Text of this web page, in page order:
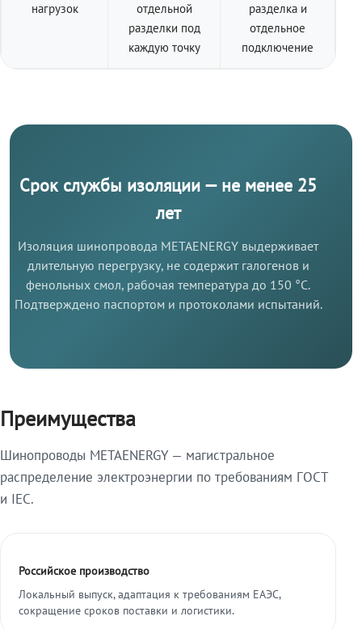
нагрузок
отдельной
разделки под
каждую точку
разделка и
отдельное
подключение
Срок службы изоляции — не менее 25
лет
Изоляция шинопровода METAENERGY выдерживает
длительную перегрузку, не содержит галогенов и
фенольных смол, рабочая температура до 150 °C.
Подтверждено паспортом и протоколами испытаний.
Преимущества
Шинопроводы METAENERGY — магистральное
распределение электроэнергии по требованиям ГОСТ
и IEC.
Российское производство
Локальный выпуск, адаптация к требованиям ЕАЭС,
сокращение сроков поставки и логистики.